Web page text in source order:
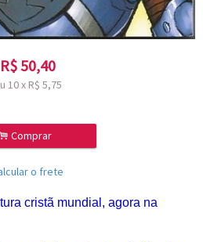
R$50,40
10x R$ 5,75
Comprar
o frete
cristã mundial, agora na